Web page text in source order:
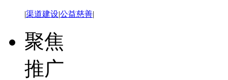
|渠道建设|公益慈善|
聚焦
推广